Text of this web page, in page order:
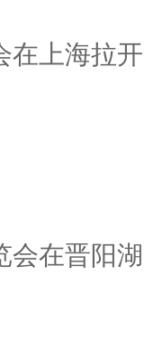
在上海拉开
会在晋阳湖